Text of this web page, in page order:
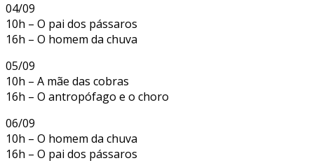
04/09
10h – O pai dos pássaros
16h – O homem da chuva
05/09
10h – A mãe das cobras
16h – O antropófago e o choro
06/09
10h – O homem da chuva
16h – O pai dos pássaros